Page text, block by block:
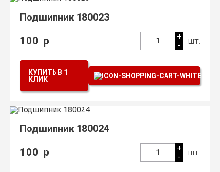
Подшипник 180023
100 р 1
+
-
шт.
КУПИТЬ В 1
КЛИК
Подшипник 180024
100 р 1
+
-
шт.